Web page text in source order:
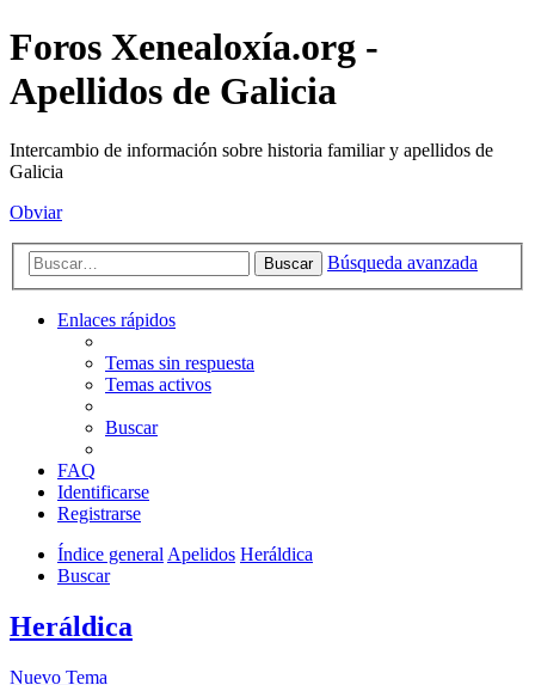
Foros Xenealoxía.org -
Apellidos de Galicia
Intercambio de información sobre historia familiar y apellidos de
Galicia
Obviar
Buscar Búsqueda avanzada
Enlaces rápidos
Temas sin respuesta
Temas activos
Buscar
FAQ
Identificarse
Registrarse
Índice generalApelidos Heráldica
Buscar
Heráldica
Nuevo Tema